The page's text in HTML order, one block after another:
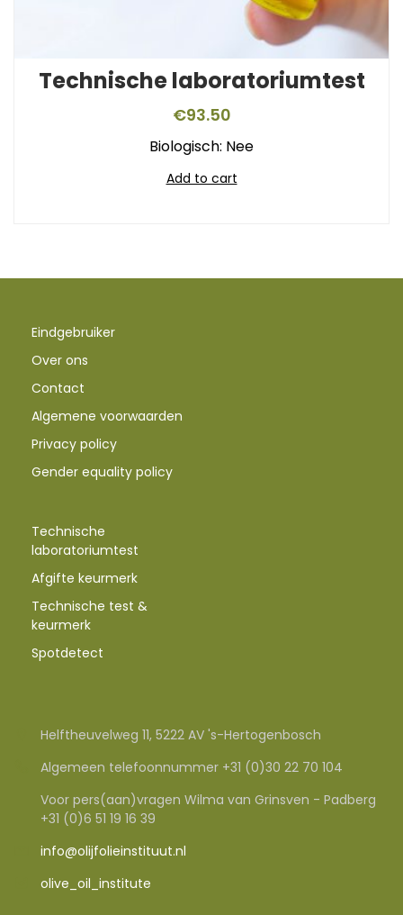
Technische laboratoriumtest
€93.50
Biologisch: Nee
Add to cart
Eindgebruiker
Over ons
Contact
Algemene voorwaarden
Privacy policy
Gender equality policy
Technische
laboratoriumtest
Afgifte keurmerk
Technische test &
keurmerk
Spotdetect
Helftheuvelweg 11, 5222 AV 's-Hertogenbosch
Algemeen telefoonnummer +31 (0)30 22 70 104
Voor pers(aan)vragen Wilma van Grinsven - Padberg
+31 (0)6 51 19 16 39
info@olijfolieinstituut.nl
olive_oil_institute